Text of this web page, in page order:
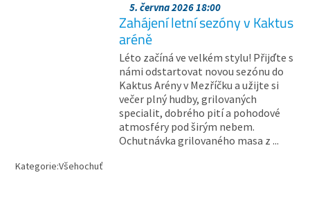
5. června 2026 18:00
Zahájení letní sezóny v Kaktus
aréně
Léto začíná ve velkém stylu! Přijďte s
námi odstartovat novou sezónu do
Kaktus Arény v Mezříčku a užijte si
večer plný hudby, grilovaných
specialit, dobrého pití a pohodové
atmosféry pod širým nebem.
Ochutnávka grilovaného masa z ...
Kategorie:Všehochuť